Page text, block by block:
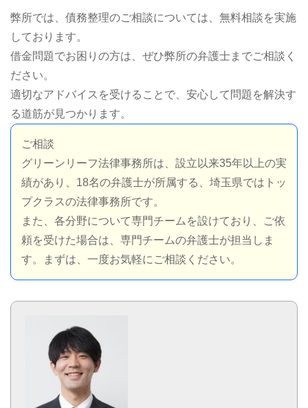
弊所では、債務整理のご相談については、無料相談を実施
しております。
借金問題でお困りの方は、ぜひ弊所の弁護士までご相談く
ださい。
適切なアドバイスを受けることで、安心して問題を解決す
る道筋が見つかります。
ご相談
グリーンリーフ法律事務所は、設立以来35年以上の実
績があり、18名の弁護士が所属する、埼玉県ではトッ
プクラスの法律事務所です。
また、各分野について専門チームを設けており、ご依
頼を受けた場合は、専門チームの弁護士が担当しま
す。まずは、一度お気軽にご相談ください。